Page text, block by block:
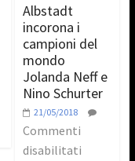
Albstadt
incorona i
campioni del
mondo
Jolanda Neff e
Nino Schurter
21/05/2018
Commenti
disabilitati